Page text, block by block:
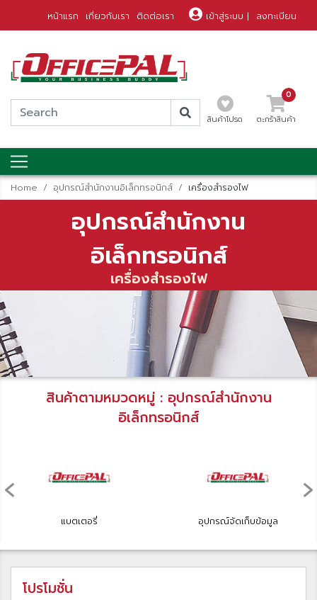
เข้าสู่ระบบ | ลงทะเบียน
หน้าแรก เกี่ยวกับเรา ติดต่อเรา
สินค้าโปรด ตะกร้าสินค้า
0
Home อุปกรณ์สำนักงานอิเล็กทรอนิกส์ เครื่องสำรองไฟ
อุปกรณ์สำนักงาน
อิเล็กทรอนิกส์
เครื่องสำรองไฟ
สินค้าตามหมวดหมู่ : อุปกรณ์สำนักงาน
อิเล็กทรอนิกส์
แบตเตอรี่ อุปกรณ์จัดเก็บข้อมูล
‹ ›
โปรโมชั่น